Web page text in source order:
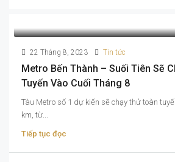
22 Tháng 8, 2023 Tin tức
Metro Bến Thành – Suối Tiên Sẽ
Tuyến Vào Cuối Tháng 8
Tàu Metro số 1 dự kiến sẽ chạy thử toàn
km, từ...
Tiếp tục đọc